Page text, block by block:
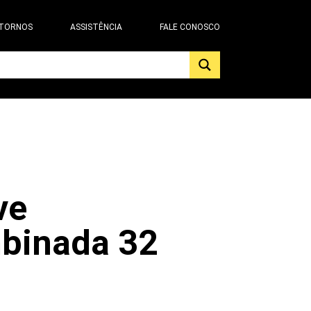
ASSISTÊNCIA FALE CONOSCO
32